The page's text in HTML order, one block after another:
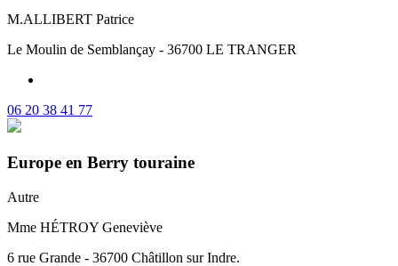
M.ALLIBERT Patrice
Le Moulin de Semblançay - 36700 LE TRANGER
06 20 38 41 77
Europe en Berry touraine
Autre
Mme HÉTROY Geneviève
6 rue Grande - 36700 Châtillon sur Indre.